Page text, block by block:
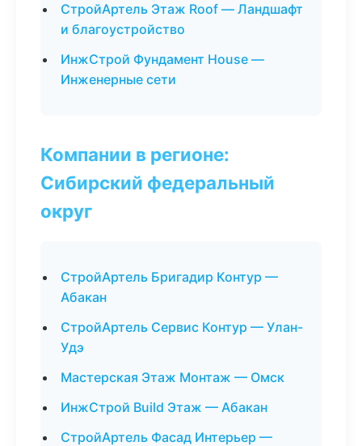
СтройАртель Этаж Roof — Ландшафт
и благоустройство
ИнжСтрой Фундамент House —
Инженерные сети
Компании в регионе:
Сибирский федеральный
округ
СтройАртель Бригадир Контур —
Абакан
СтройАртель Сервис Контур — Улан-
Удэ
Мастерская Этаж Монтаж — Омск
ИнжСтрой Build Этаж — Абакан
СтройАртель Фасад Интерьер —